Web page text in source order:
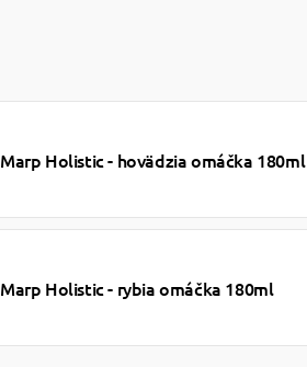
Marp Holistic - hovädzia omáčka 180ml
Marp Holistic - rybia omáčka 180ml